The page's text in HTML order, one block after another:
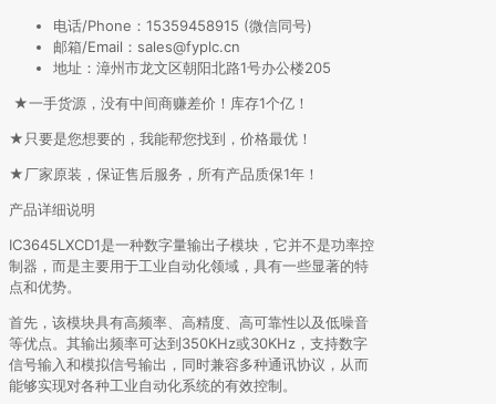
电话/Phone：15359458915 (微信同号)
邮箱/Email：sales@fyplc.cn
地址：漳州市龙文区朝阳北路1号办公楼205
★一手货源，没有中间商赚差价！库存1个亿！
★只要是您想要的，我能帮您找到，价格最优！
★厂家原装，保证售后服务，所有产品质保1年！
产品详细说明
IC3645LXCD1是一种数字量输出子模块，它并不是功率控
制器，而是主要用于工业自动化领域，具有一些显著的特
点和优势。
首先，该模块具有高频率、高精度、高可靠性以及低噪音
等优点。其输出频率可达到350KHz或30KHz，支持数字
信号输入和模拟信号输出，同时兼容多种通讯协议，从而
能够实现对各种工业自动化系统的有效控制。